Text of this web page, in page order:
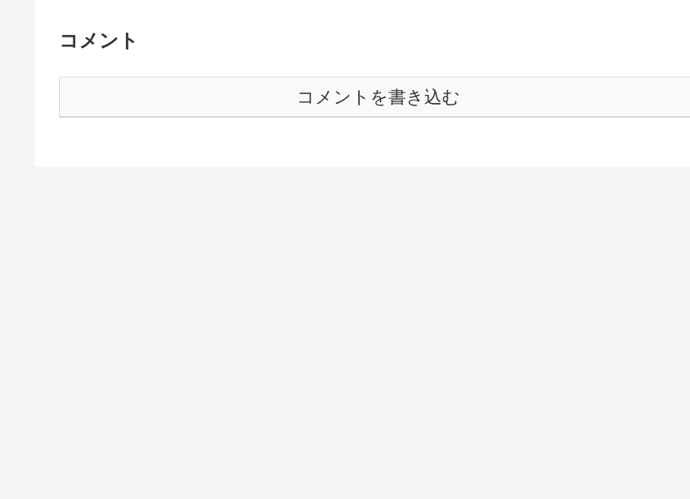
コメント
コメントを書き込む